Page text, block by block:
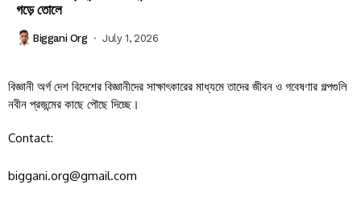
গড়ে তোলে
Biggani Org July 1, 2026
বিজ্ঞানী অর্গ দেশ বিদেশের বিজ্ঞানীদের সাক্ষাৎকারের মাধ্যমে তাদের জীবন ও গবেষণার গল্পগুলি
নবীন প্রজন্মের কাছে পৌছে দিচ্ছে।
Contact:
biggani.org@gmail.com